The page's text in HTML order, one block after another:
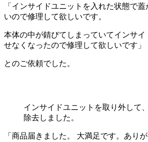
「インサイドユニットを入れた状態で
いので修理して欲しいです。
本体の中が錆びてしまっていてインサイ
せなくなったので修理して欲しいです」
とのご依頼でした。
インサイドユニットを取り外して
除去しました。
「商品届きました。 大満足です。あり